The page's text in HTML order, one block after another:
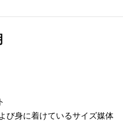
び身に着けているサイズ媒体